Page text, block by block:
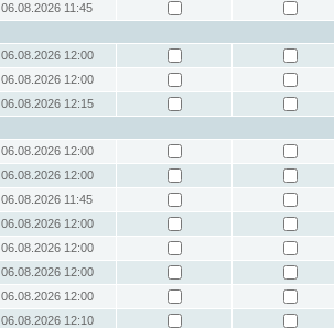
06.08.2026 11:45
06.08.2026 12:00
06.08.2026 12:00
06.08.2026 12:15
06.08.2026 12:00
06.08.2026 12:00
06.08.2026 11:45
06.08.2026 12:00
06.08.2026 12:00
06.08.2026 12:00
06.08.2026 12:00
06.08.2026 12:10